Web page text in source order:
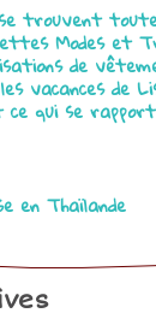
trouvent
Modes et
de
vacances de
qui se
en Thaïlande